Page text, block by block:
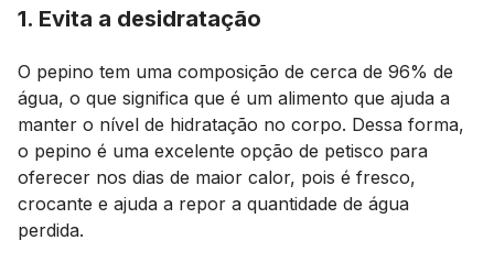
1. Evita a desidratação
O pepino tem uma composição de cerca de 96% de
água, o que significa que é um alimento que ajuda a
manter o nível de hidratação no corpo. Dessa forma,
o pepino é uma excelente opção de petisco para
oferecer nos dias de maior calor, pois é fresco,
crocante e ajuda a repor a quantidade de água
perdida.